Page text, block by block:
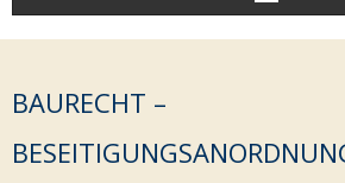
Start
Unsere Leistungen
Veröffentlichungen
BAURECHT –